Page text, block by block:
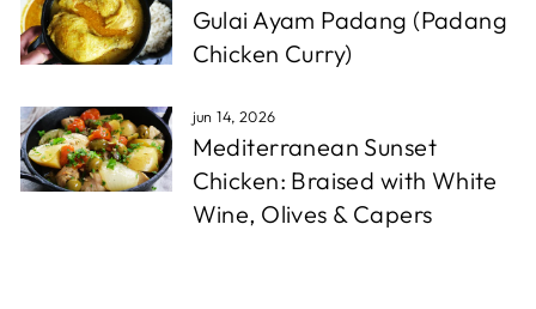
Gulai Ayam Padang (Padang
Chicken Curry)
jun 14, 2026
Mediterranean Sunset
Chicken: Braised with White
Wine, Olives & Capers